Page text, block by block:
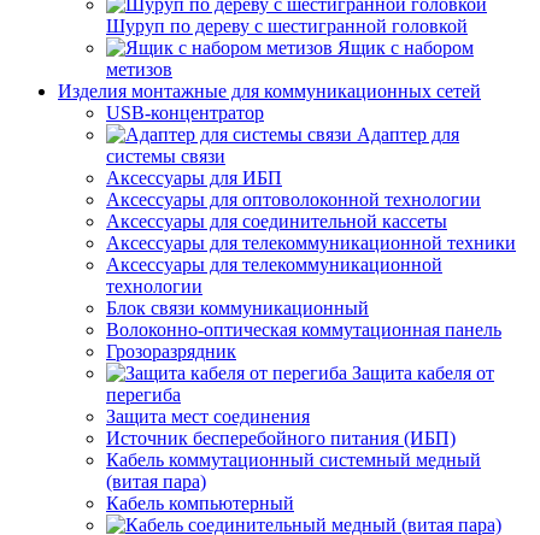
Шуруп по дереву с шестигранной головкой
Ящик с набором
метизов
Изделия монтажные для коммуникационных сетей
USB-концентратор
Адаптер для
системы связи
Аксессуары для ИБП
Аксессуары для оптоволоконной технологии
Аксессуары для соединительной кассеты
Аксессуары для телекоммуникационной техники
Аксессуары для телекоммуникационной
технологии
Блок связи коммуникационный
Волоконно-оптическая коммутационная панель
Грозоразрядник
Защита кабеля от
перегиба
Защита мест соединения
Источник бесперебойного питания (ИБП)
Кабель коммутационный системный медный
(витая пара)
Кабель компьютерный